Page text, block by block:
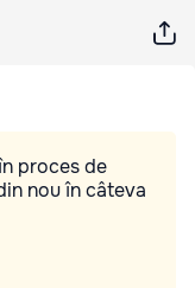
proces de
nou în câteva